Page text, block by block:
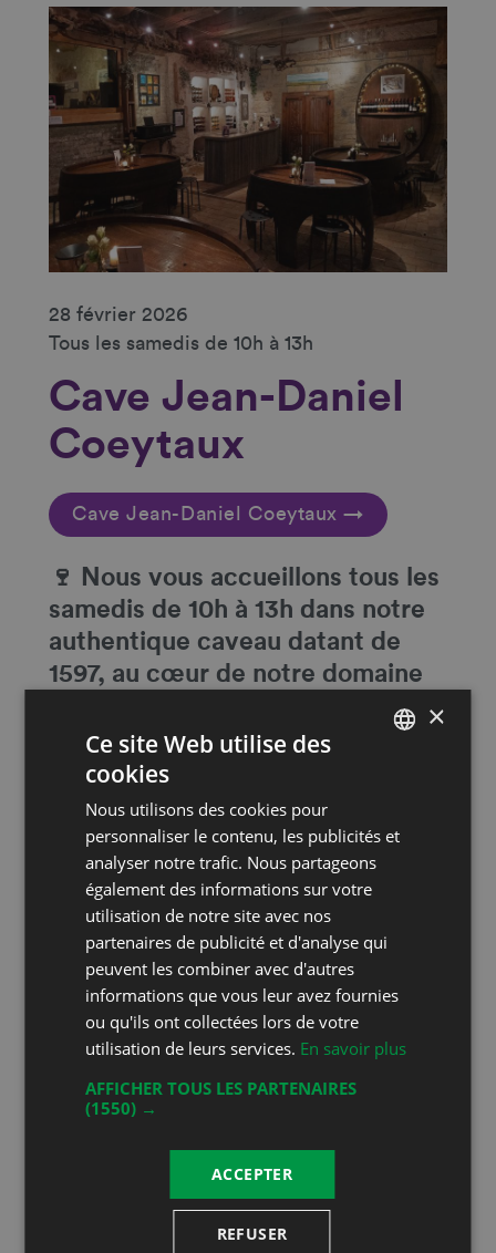
28 février 2026
Tous les samedis de 10h à 13h
Cave Jean-Daniel
Coeytaux
Cave Jean-Daniel Coeytaux →
🍷 Nous vous accueillons tous les
samedis de 10h à 13h dans notre
authentique caveau datant de
1597, au cœur de notre domaine
familial! Vous aurez la possibilité
de déguster nos différents vins et
cépages accompagnés de
produits du terroir. Tous nos vins
sont vinifiés par nos soins… De la
culture à la mise en bouteilles,
toutes les étapes sont réalisées
au Domaine familial! Accueil
chaleureux et convivial garanti!
Soyez les bienvenus🤗 Pour tous
renseignements,n’hésitez pas à
nous appeler au +41 21 800 47 38.
Coordonnées
Jean-Daniel Coeytaux
×
Ce site Web utilise des
cookies
Nous utilisons des cookies pour
personnaliser le contenu, les publicités et
analyser notre trafic. Nous partageons
également des informations sur votre
utilisation de notre site avec nos
partenaires de publicité et d'analyse qui
peuvent les combiner avec d'autres
informations que vous leur avez fournies
ou qu'ils ont collectées lors de votre
utilisation de leurs services. En savoir plus
AFFICHER TOUS LES PARTENAIRES
(1550) →
ACCEPTER
REFUSER